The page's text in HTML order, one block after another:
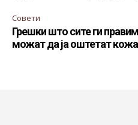
Совети
Грешки што сите ги
можат да ја оштетат